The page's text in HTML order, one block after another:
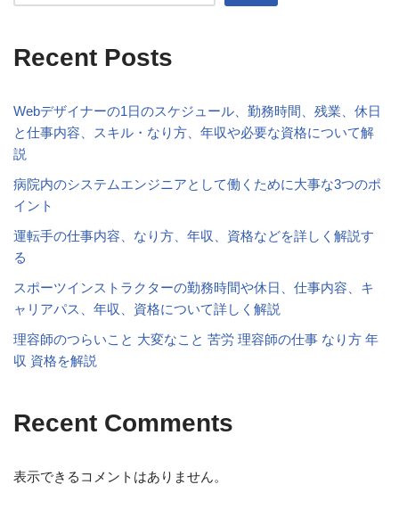
Recent Posts
Webデザイナーの1日のスケジュール、勤務時間、残業、休日
と仕事内容、スキル・なり方、年収や必要な資格について解
説
病院内のシステムエンジニアとして働くために大事な3つのポ
イント
運転手の仕事内容、なり方、年収、資格などを詳しく解説す
る
スポーツインストラクターの勤務時間や休日、仕事内容、キ
ャリアパス、年収、資格について詳しく解説
理容師のつらいこと 大変なこと 苦労 理容師の仕事 なり方 年
収 資格を解説
Recent Comments
表示できるコメントはありません。